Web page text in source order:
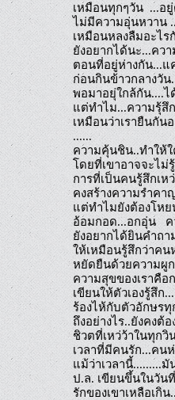
เหมือนทุกๆวัน  ...อ
ไม่มีความอุ่นหวาน
เหมือนหลงลืมอะไร
ยังอยากได้นะ...คว
ตอนที่อยู่ห่างกัน...แ
ก่อนกินข้าวกลางวัน
พอมาอยุ่ใกล้กัน....
แต่ทำไม...ความรุ้สึ
เหมือนว่าเรายืนกัน
......
ความคุ้นชิน..ทำให้
โดยที่เขาอาจจะไม่
การที่เป็นคนรู้สึกเห
คงสร้างความรำคา
แต่ทำไมยังต้องโหย
อ้อมกอด...อกอุ่น   ค
ยังอยากได้ยินคำถ
ให้เหมือนรู้สึกว่าคน
หยัดยืนด้วยความผู
ความสุขของเราคือ
เขียนให้ตัวเองรู้สึก...
ร้องไห้กับตัวอักษรทุ
ถึงอย่างไร..ยังคงต้
ชิวตที่เหว่ว้าในทุกวิ
เวลาที่มีคนรัก...คน
แม้ว่าเวลานี้.........
ป.ล. เขียนขึ้นในวัน